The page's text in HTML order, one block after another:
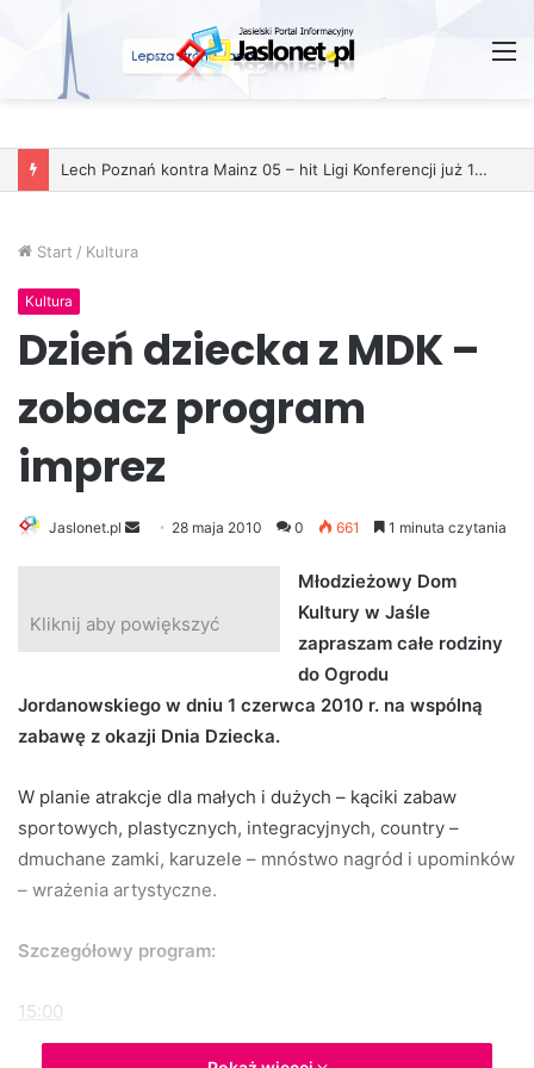
Start / Kultura
Kultura
Dzień dziecka z MDK –
zobacz program
imprez
Jaslonet.pl
e
m
28 maja 2010 0 661 1 minuta czytania
Kliknij aby powiększyć
Młodzieżowy Dom
Kultury w Jaśle
zapraszam całe rodziny
do Ogrodu
Jordanowskiego w dniu 1 czerwca 2010 r. na wspólną
zabawę z okazji Dnia Dziecka.
W planie atrakcje dla małych i dużych – kąciki zabaw
sportowych, plastycznych, integracyjnych, country –
dmuchane zamki, karuzele – mnóstwo nagród i upominków
– wrażenia artystyczne.
Szczegółowy program:
15:00